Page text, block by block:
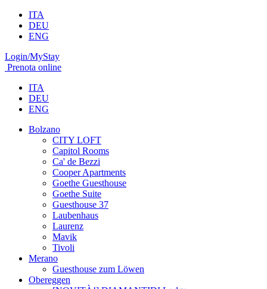
ITA
DEU
ENG
Login/MyStay
Prenota online
ITA
DEU
ENG
Bolzano
CITY LOFT
Capitol Rooms
Ca' de Bezzi
Cooper Apartments
Goethe Guesthouse
Goethe Suite
Guesthouse 37
Laubenhaus
Laurenz
Mavik
Tivoli
Merano
Guesthouse zum Löwen
Obereggen